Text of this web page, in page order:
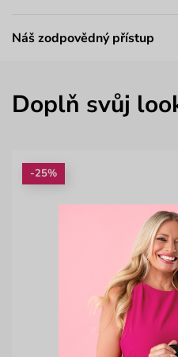
Náš zodpovědný přístup
Doplň svůj
-25%